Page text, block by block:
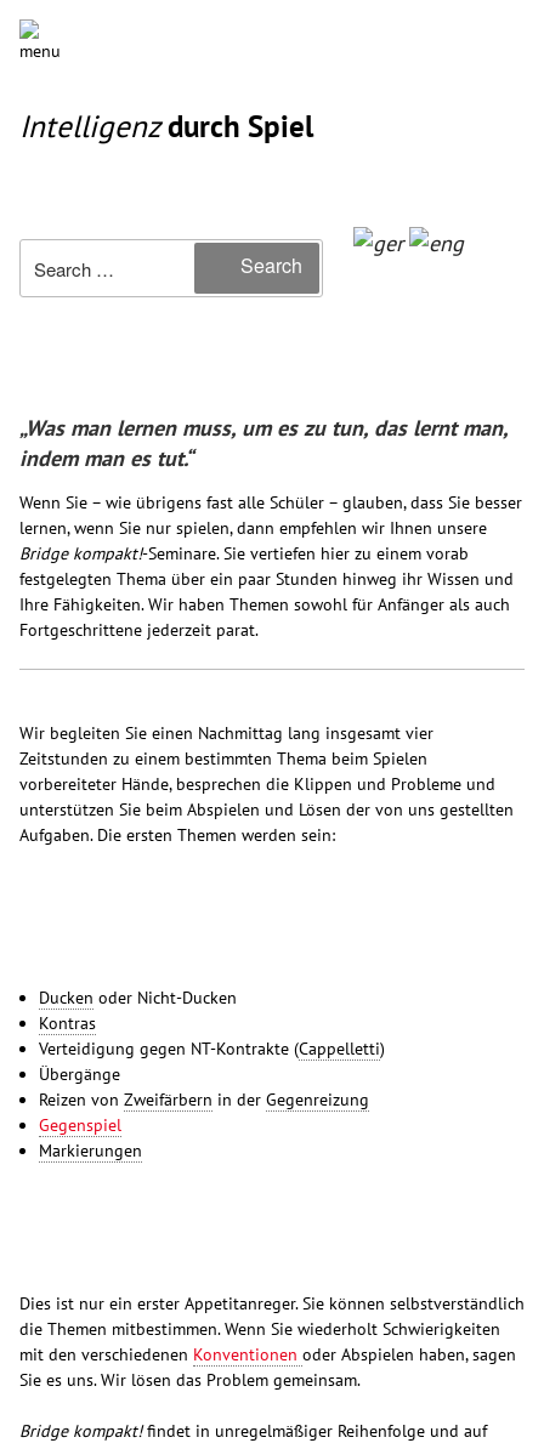
„Was man lernen muss, um es zu tun, das lernt man,
indem man es tut.“
Wenn Sie – wie übrigens fast alle Schüler – glauben, dass Sie besser
lernen, wenn Sie nur spielen, dann empfehlen wir Ihnen unsere
Bridge kompakt!-Seminare. Sie vertiefen hier zu einem vorab
festgelegten Thema über ein paar Stunden hinweg ihr Wissen und
Ihre Fähigkeiten. Wir haben Themen sowohl für Anfänger als auch
Fortgeschrittene jederzeit parat.
Wir begleiten Sie einen Nachmittag lang insgesamt vier
Zeitstunden zu einem bestimmten Thema beim Spielen
vorbereiteter Hände, besprechen die Klippen und Probleme und
unterstützen Sie beim Abspielen und Lösen der von uns gestellten
Aufgaben. Die ersten Themen werden sein:
Ducken oder Nicht-Ducken
Kontras
Verteidigung gegen NT-Kontrakte (Cappelletti)
Übergänge
Reizen von Zweifärbern in der Gegenreizung
Gegenspiel
Markierungen
Dies ist nur ein erster Appetitanreger. Sie können selbstverständlich
die Themen mitbestimmen. Wenn Sie wiederholt Schwierigkeiten
mit den verschiedenen Konventionen oder Abspielen haben, sagen
Sie es uns. Wir lösen das Problem gemeinsam.
Bridge kompakt!findet in unregelmäßiger Reihenfolge und auf
Intelligenzdurch Spiel
Search
Search